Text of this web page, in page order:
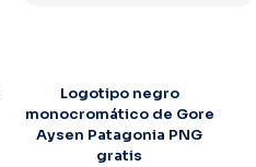
Logotipo negro
monocromático de Gore
Aysen Patagonia PNG
gratis